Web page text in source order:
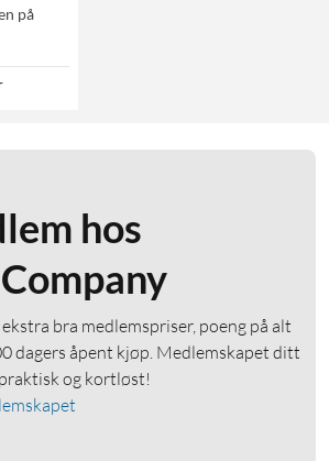
på
hos
bra medlemspriser, poeng på alt
dagers åpent kjøp. Medlemskapet ditt
og kortløst!